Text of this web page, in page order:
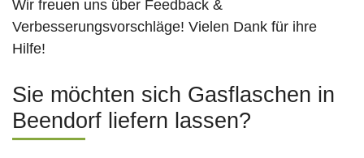
Wir freuen uns über Feedback &
Verbesserungsvorschläge! Vielen Dank für ihre
Hilfe!
Sie möchten sich Gasflaschen in
Beendorf liefern lassen?